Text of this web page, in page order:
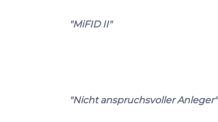
"MiFID II"
"Nicht anspruchsvoller Anleger"